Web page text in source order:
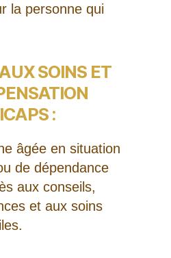
la personne qui
SOINS ET
:
âgée en situation
de dépendance
aux conseils,
et aux soins